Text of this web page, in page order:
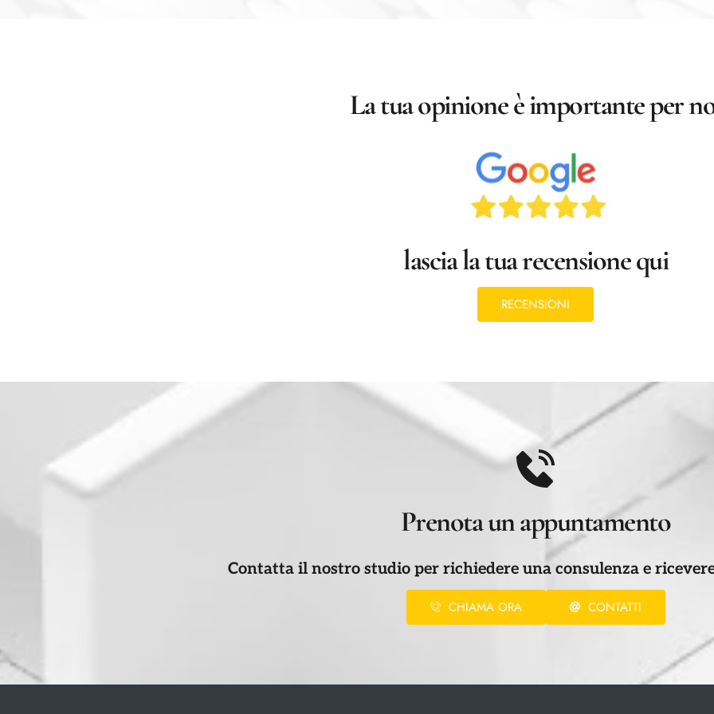
La tua opinione è importante per
lascia la tua recensione qui
RECENSIONI
Prenota un appuntamento
Contatta il nostro studio per richiedere una consulenza e
CHIAMA ORA CONTATTI